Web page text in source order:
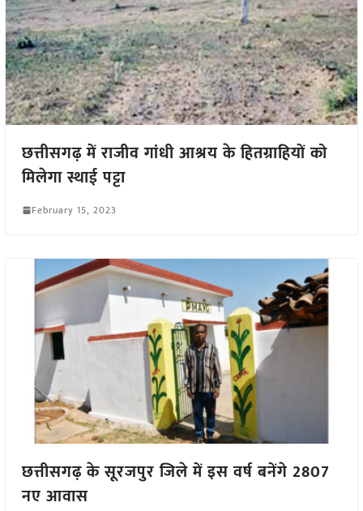
छत्तीसगढ़ में राजीव गांधी आश्रय के हितग्राहियों को
मिलेगा स्थाई पट्टा
February 15, 2023
छत्तीसगढ़ के सूरजपुर जिले में इस वर्ष बनेंगे 2807
नए आवास